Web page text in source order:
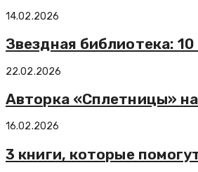
14.02.2026
Звездная библиотека:
22.02.2026
Авторка «Сплетницы»
16.02.2026
3 книги, которые